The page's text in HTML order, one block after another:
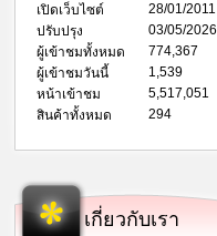
เปิดเว็บไซต์
28/01/2011
ปรับปรุง
03/05/2026
ผู้เข้าชมทั้งหมด
774,367
ผู้เข้าชมวันนี้
1,539
หน้าเข้าชม
5,517,051
สินค้าทั้งหมด
294
เกี่ยวกับเรา